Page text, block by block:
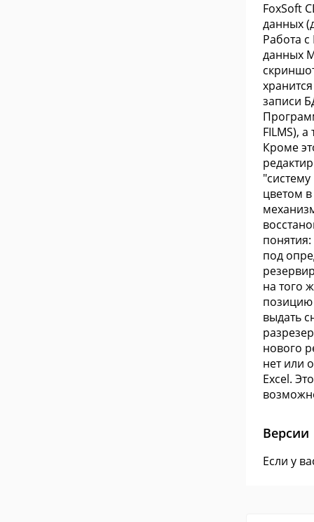
FoxSoft
данных
Работа
данных
записи
FILMS),
Кроме
цветом
под
на того
позицию
выдать
нового
нет или
Excel.
Версии
Если у